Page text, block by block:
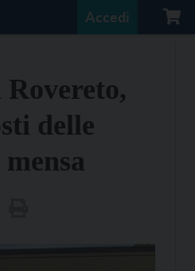
Accedi
Rovereto,
delle